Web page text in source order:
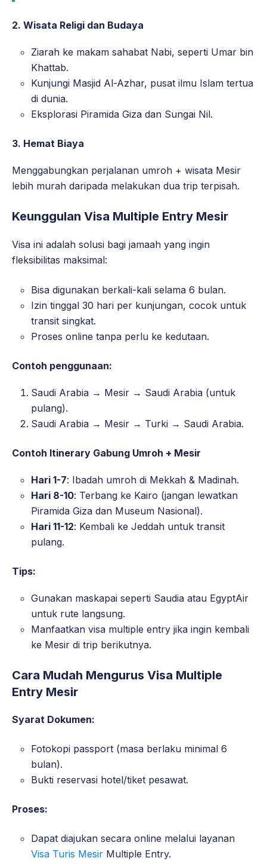
2. Wisata Religi dan Budaya
Ziarah ke makam sahabat Nabi, seperti Umar bin
Khattab.
Kunjungi Masjid Al-Azhar, pusat ilmu Islam tertua
di dunia.
Eksplorasi Piramida Giza dan Sungai Nil.
3. Hemat Biaya
Menggabungkan perjalanan umroh + wisata Mesir
lebih murah daripada melakukan dua trip terpisah.
Keunggulan Visa Multiple Entry Mesir
Visa ini adalah solusi bagi jamaah yang ingin
fleksibilitas maksimal:
Bisa digunakan berkali-kali selama 6 bulan.
Izin tinggal 30 hari per kunjungan, cocok untuk
transit singkat.
Proses online tanpa perlu ke kedutaan.
Contoh penggunaan:
Saudi Arabia → Mesir → Saudi Arabia (untuk
pulang).
Saudi Arabia → Mesir → Turki → Saudi Arabia.
Contoh Itinerary Gabung Umroh + Mesir
Hari 1-7: Ibadah umroh di Mekkah & Madinah.
Hari 8-10: Terbang ke Kairo (jangan lewatkan
Piramida Giza dan Museum Nasional).
Hari 11-12: Kembali ke Jeddah untuk transit
pulang.
Tips:
Gunakan maskapai seperti Saudia atau EgyptAir
untuk rute langsung.
Manfaatkan visa multiple entry jika ingin kembali
ke Mesir di trip berikutnya.
Cara Mudah Mengurus Visa Multiple
Entry Mesir
Syarat Dokumen:
Fotokopi passport (masa berlaku minimal 6
bulan).
Bukti reservasi hotel/tiket pesawat.
Proses:
Dapat diajukan secara online melalui layanan
Visa Turis Mesir Multiple Entry.